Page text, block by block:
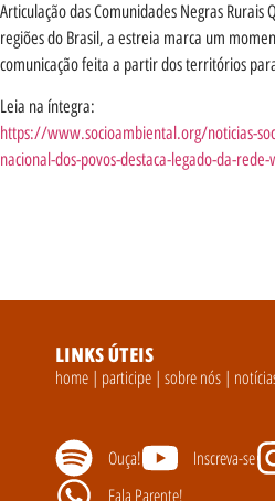
Articulação das Comunidades Negras
regiões do Brasil, a estreia marca um
comunicação feita a partir dos territórios
Leia na íntegra:
https://www.socioambiental.org/noticias-
nacional-dos-povos-destaca-legado-da-
LINKS ÚTEIS
home | participe | sobre nós |
Ouça! Inscreva-se
Fala Parente!